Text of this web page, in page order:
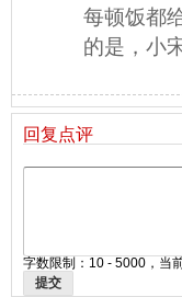
每顿饭都
的是，小
回复点评
字数限制：10 - 5000，当
提交